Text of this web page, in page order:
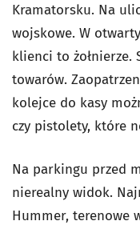
Kramatorsku. Na
wojskowe. W
klienci to żołnierze.
towarów.
kolejce do kasy
czy pistolety, które
Na parkingu przed
nierealny widok.
Hummer, terenowe